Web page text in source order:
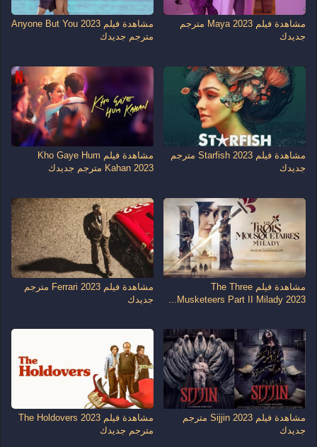
مشاهدة فيلم Maya 2023 مترجم
جديدك
مشاهدة فيلم Anyone But You 2023
مترجم جديدك
مشاهدة فيلم Starfish 2023 مترجم
جديدك
مشاهدة فيلم Kho Gaye Hum
Kahan 2023 مترجم جديدك
مشاهدة فيلم The Three
Musketeers Part II Milady 2023...
مشاهدة فيلم Ferrari 2023 مترجم
جديدك
مشاهدة فيلم Sijjin 2023 مترجم
جديدك
مشاهدة فيلم The Holdovers 2023
مترجم جديدك